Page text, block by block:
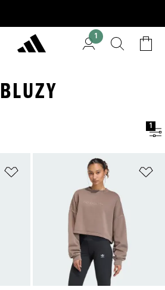
1
1
Dodaj do listy życzeń